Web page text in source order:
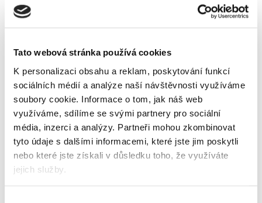
Tato webová stránka používá cookies
K personalizaci obsahu a reklam, poskytování funkcí
sociálních médií a analýze naší návštěvnosti využíváme
soubory cookie. Informace o tom, jak náš web
využíváme, sdílíme se svými partnery pro sociální
média, inzerci a analýzy. Partneři mohou zkombinovat
tyto údaje s dalšími informacemi, které jste jim poskytli
nebo které jste získali v důsledku toho, že využíváte
jejich služby.
formát A4
Informace o produktu
Deska s tkanicí A4, mramor, černá
14,90 Kč
Specifikace produktu